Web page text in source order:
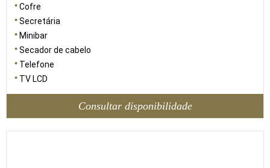
Cofre
Secretária
Minibar
Secador de cabelo
Telefone
TV LCD
Consultar disponibilidade